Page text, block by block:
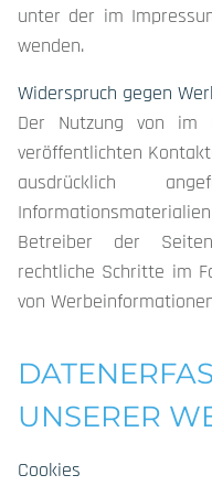
unter der im
wenden.
Widerspruch gegen
Der Nutzung von im
veröffentlichten
ausdrücklich
Betreiber der
rechtliche Schritte im
von
UNSERER
Cookies